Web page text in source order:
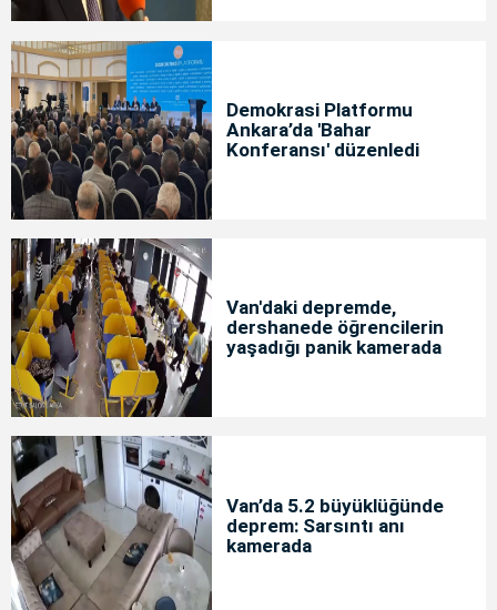
Demokrasi Platformu
Ankara’da 'Bahar
Konferansı' düzenledi
Van'daki depremde,
dershanede öğrencilerin
yaşadığı panik kamerada
Van’da 5.2 büyüklüğünde
deprem: Sarsıntı anı
kamerada